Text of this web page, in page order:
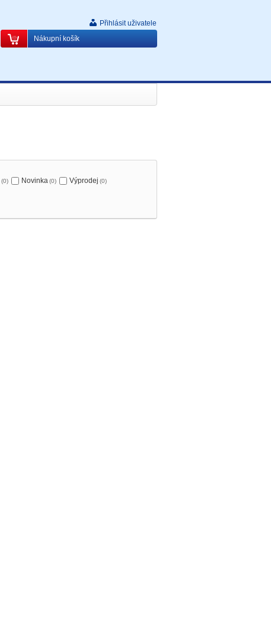
Přihlásit uživatele
Nákupní košík
(0) Novinka(0) Výprodej (0)